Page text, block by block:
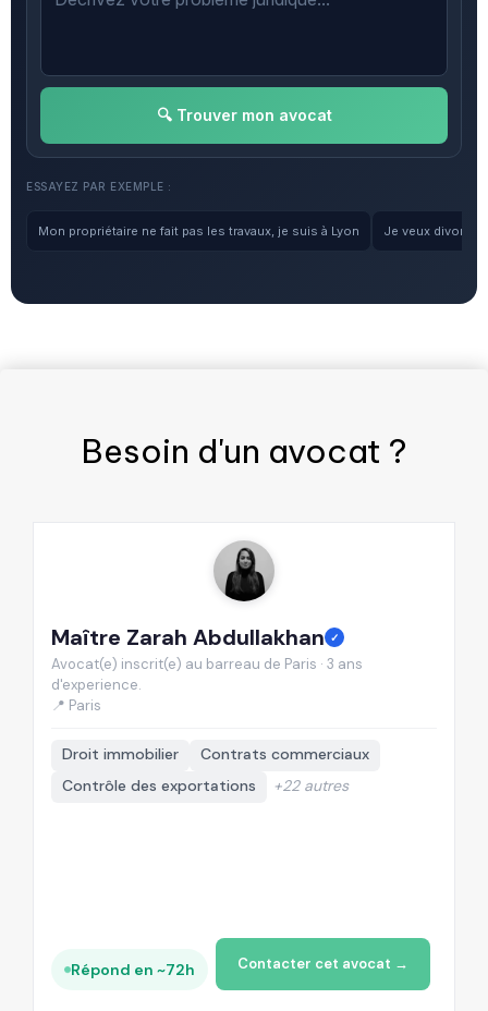
🔍 Trouver mon avocat
ESSAYEZ PAR EXEMPLE :
Mon propriétaire ne fait pas les travaux, je suis à Lyon Je veux
Besoin d'un avocat ?
Maître Zarah Abdullakhan ✓
Avocat(e) inscrit(e) au barreau de Paris · 3 ans
d'experience.
📍 Paris
Droit immobilier
Contrats commerciaux
Contrôle des exportations
+22 autres
Répond en ~72h Contacter cet avocat →